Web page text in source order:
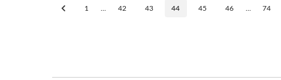
1 42 43 44 45 46 74